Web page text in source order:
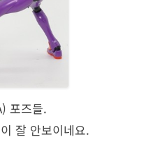
포즈들.
잘 안보이네요.